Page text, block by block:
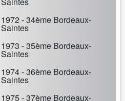
1972 - 34ème Bordeaux-
Saintes
1973 - 35ème Bordeaux-
Saintes
1974 - 36ème Bordeaux-
Saintes
1975 - 37ème Bordeaux-